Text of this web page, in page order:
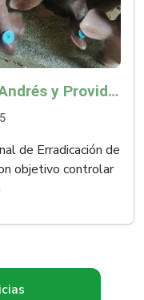
La OMSA reconoció a San Andrés y Providencia como zona libre de Peste Porcina Clásica (PPC)
de Erradicación de
objetivo controlar